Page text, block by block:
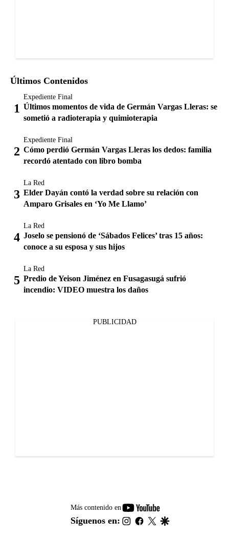
Últimos Contenidos
Expediente Final
Últimos momentos de vida de Germán Vargas Lleras: se
sometió a radioterapia y quimioterapia
Expediente Final
Cómo perdió Germán Vargas Lleras los dedos: familia
recordó atentado con libro bomba
La Red
Elder Dayán contó la verdad sobre su relación con
Amparo Grisales en ‘Yo Me Llamo’
La Red
Joselo se pensionó de ‘Sábados Felices’ tras 15 años:
conoce a su esposa y sus hijos
La Red
Predio de Yeison Jiménez en Fusagasugá sufrió
incendio: VIDEO muestra los daños
PUBLICIDAD
Más contenido en
youtube-
footer
Síguenos en: instagram
facebook
twitter